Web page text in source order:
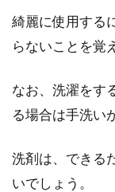
綺麗に使用する
らないことを覚
なお、洗濯をす
る場合は手洗い
洗剤は、できる
いでしょう。